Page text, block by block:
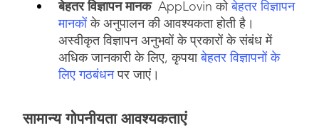
बेहतर विज्ञापन मानकAppLovin कोबेहतर विज्ञापन
मानकोंके अनुपालन की आवश्यकता होती है।
अस्वीकृत विज्ञापन अनुभवों के प्रकारों के संबंध में
अधिक जानकारी के लिए, कृपयाबेहतर विज्ञापनों के
लिए गठबंधनपर जाएं।
सामान्य गोपनीयता आवश्यकताएं